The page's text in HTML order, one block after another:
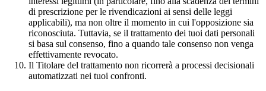
di prescrizione per le rivendicazioni ai sensi delle leggi
applicabili), ma non oltre il momento in cui l'opposizione sia
riconosciuta. Tuttavia, se il trattamento dei tuoi dati personali
si basa sul consenso, fino a quando tale consenso non venga
effettivamente revocato.
Il Titolare del trattamento non ricorrerà a processi decisionali
automatizzati nei tuoi confronti.